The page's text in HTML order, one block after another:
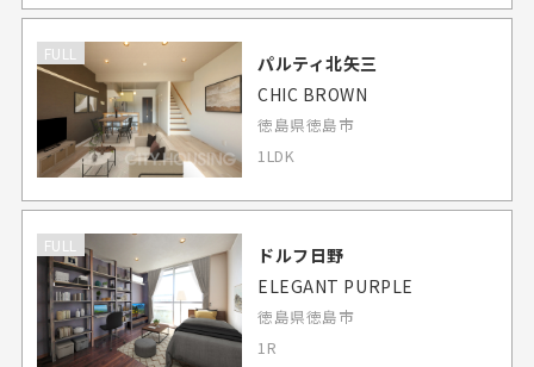
FULL
パルティ北矢三
CHIC BROWN
徳島県徳島市
1LDK
FULL
ドルフ日野
ELEGANT PURPLE
徳島県徳島市
1R